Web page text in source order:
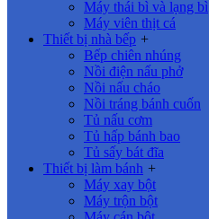
Máy thái bì và lạng bì
Máy viên thịt cá
Thiết bị nhà bếp +
Bếp chiên nhúng
Nồi điện nấu phở
Nồi nấu cháo
Nồi tráng bánh cuốn
Tủ nấu cơm
Tủ hấp bánh bao
Tủ sấy bát đĩa
Thiết bị làm bánh +
Máy xay bột
Máy trộn bột